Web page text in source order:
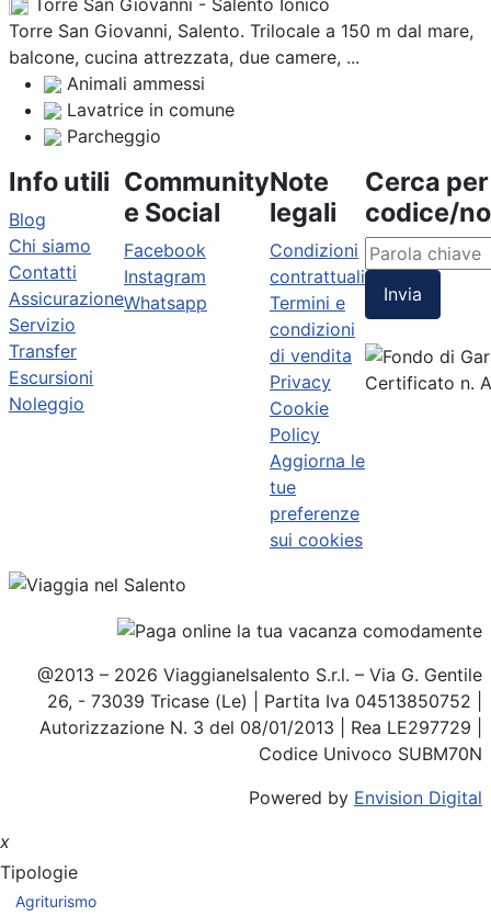
Torre San Giovanni, Salento. Trilocale a 150 m dal mare,
balcone, cucina attrezzata, due camere, ...
Animali ammessi
Lavatrice in comune
Parcheggio
Info utili
Blog
Chi siamo
Contatti
Assicurazione
Servizio
Transfer
Escursioni
Noleggio
Community
e Social
Facebook
Instagram
Whatsapp
Note
legali
Condizioni
contrattuali
Termini e
condizioni
di vendita
Privacy
Cookie
Policy
Aggiorna le
tue
preferenze
sui cookies
Cerca per
codice/
Invia
Certificato n.
@2013 – 2026 Viaggianelsalento S.r.l. – Via G. Gentile
26, - 73039 Tricase (Le) | Partita Iva 04513850752 |
Autorizzazione N. 3 del 08/01/2013 | Rea LE297729 |
Codice Univoco SUBM70N
Powered by Envision Digital
x
Tipologie
Agriturismo